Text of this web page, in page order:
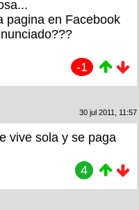
pagina en Facebook
-1
30 jul 2011, 11:57
vive sola y se paga
4